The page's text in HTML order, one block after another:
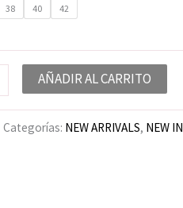
38 40 42
AÑADIR AL CARRITO
Categorías: NEW ARRIVALS, NEW IN